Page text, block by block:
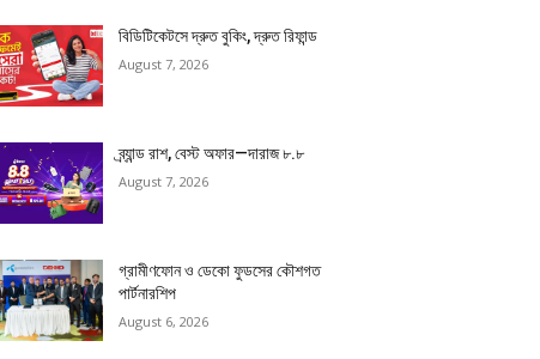
বিডিটিকেটসে দ্রুত বুকিং, দ্রুত রিফান্ড
August 7, 2026
ব্র্যান্ড রাশ, বেস্ট অফার—দারাজ ৮.৮
August 7, 2026
গ্রামীণফোন ও ডেকো ফুডসের কৌশগত
পার্টনারশিপ
August 6, 2026